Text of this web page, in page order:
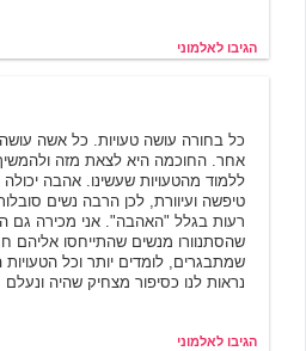
הגיבו לאלמוני
כל בחורה עושה טעויות. כל אשה
אחר. החוכמה היא לצאת מזה
ללמוד מהטעויות שעשינו. אהבה
טיפשה ועיוורת, לכן הרבה נשים
רעות בגלל "האהבה". אני מכירה גם
שהסתנוורו מנשים שהתייחסו אליהם
שמתבגרים, לומדים יותר וכל הטעויות
נראות לנו כסיפור מצחיק שהיה ונעלם
הגיבו לאלמוני